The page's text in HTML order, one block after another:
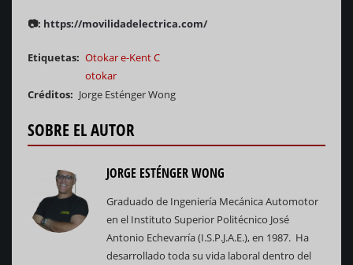
📷: https://movilidadelectrica.com/
Etiquetas
Otokar e-Kent C
otokar
Créditos
Jorge Esténger Wong
SOBRE EL AUTOR
JORGE ESTÉNGER WONG
Graduado de Ingeniería Mecánica Automotor
en el Instituto Superior Politécnico José
Antonio Echevarría (I.S.P.J.A.E.), en 1987. Ha
desarrollado toda su vida laboral dentro del